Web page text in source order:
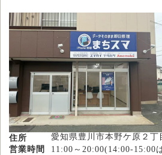
住所
愛知県豊川市本野ケ原２丁
営業時間
11:00～20:00(14:00-15:00